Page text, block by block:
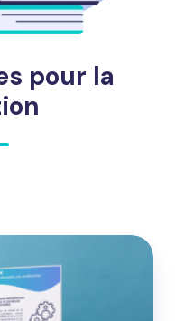
pour la